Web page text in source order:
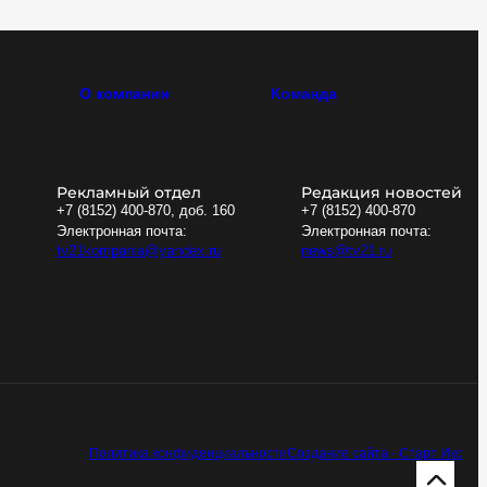
О компании
Команда
Рекламный отдел
+7 (8152) 400-870, доб. 160
Электронная почта:
tv21kompania@yandex.ru
Редакция новостей
+7 (8152) 400-870
Электронная почта:
news@tv21.ru
Политика конфиденциальностиСоздание сайта - Старт Икс